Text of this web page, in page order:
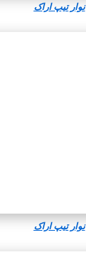
نوار تیپ اراک
نوار تیپ اراک